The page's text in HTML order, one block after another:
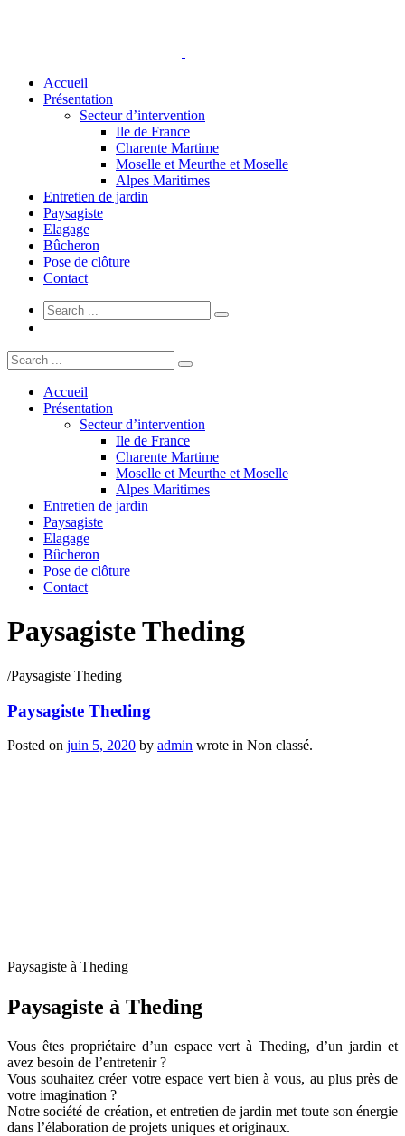
Accueil
Présentation
Secteur d’intervention
Ile de France
Charente Martime
Moselle et Meurthe et Moselle
Alpes Maritimes
Entretien de jardin
Paysagiste
Elagage
Bûcheron
Pose de clôture
Contact
Accueil
Présentation
Secteur d’intervention
Ile de France
Charente Martime
Moselle et Meurthe et Moselle
Alpes Maritimes
Entretien de jardin
Paysagiste
Elagage
Bûcheron
Pose de clôture
Contact
Paysagiste Theding
/Paysagiste Theding
Paysagiste Theding
Posted on juin 5, 2020 by admin wrote in Non classé.
Paysagiste à Theding
Paysagiste à Theding
Vous êtes propriétaire d’un espace vert à Theding, d’un jardin et
avez besoin de l’entretenir ?
Vous souhaitez créer votre espace vert bien à vous, au plus près de
votre imagination ?
Notre société de création, et entretien de jardin met toute son énergie
dans l’élaboration de projets uniques et originaux.